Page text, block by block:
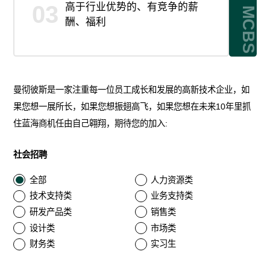
03
高于行业优势的、有竞争的薪
酬、福利
MCBS
曼彻彼斯是一家注重每一位员工成长和发展的高新技术企业，如
果您想一展所长，如果您想振翅高飞，如果您想在未来10年里抓
住蓝海商机任由自己翱翔，期待您的加入:
社会招聘
全部
人力资源类
技术支持类
业务支持类
研发产品类
销售类
设计类
市场类
财务类
实习生